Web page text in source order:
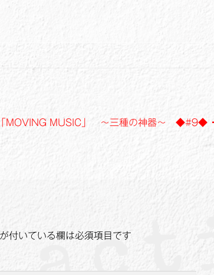
次
の
「MOVING MUSIC」 ～三種の神器～ ◆#9◆
付いている欄は必須項目です